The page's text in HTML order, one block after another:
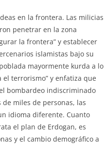
en la frontera. Las milicias
penetrar en la zona
la frontera” y establecer
islamistas bajo su
mayormente kurda a lo
terrorismo” y enfatiza que
bombardeo indiscriminado
miles de personas, las
idioma diferente. Cuanto
el plan de Erdogan, es
y el cambio demográfico a